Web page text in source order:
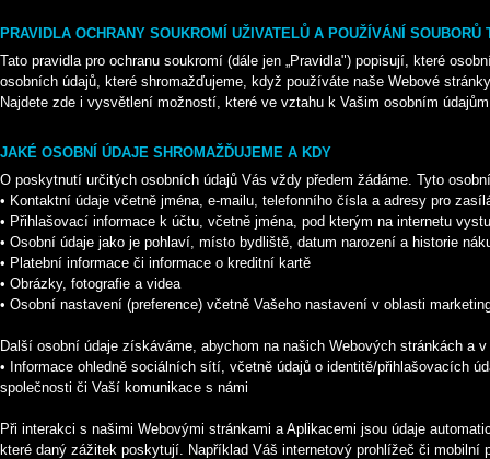
PRAVIDLA OCHRANY SOUKROMÍ UŽIVATELŮ A POUŽÍVÁNÍ
Tato pravidla pro ochranu soukromí (dále jen „Pravidla") popisují, které
osobních údajů, které shromažďujeme, když používáte naše Webové
Najdete zde i vysvětlení možností, které ve vztahu k Vašim osobním
JAKÉ OSOBNÍ ÚDAJE SHROMAŽĎUJEME A KDY
O poskytnutí určitých osobních údajů Vás vždy předem žádáme. Tyto
• Kontaktní údaje včetně jména, e-mailu, telefonního čísla a adresy pro
• Přihlašovací informace k účtu, včetně jména, pod kterým na internetu
• Osobní údaje jako je pohlaví, místo bydliště, datum narození a historie
• Platební informace či informace o kreditní kartě
• Obrázky, fotografie a videa
• Osobní nastavení (preference) včetně Vašeho nastavení v oblasti
Další osobní údaje získáváme, abychom na našich Webových stránkách a
• Informace ohledně sociálních sítí, včetně údajů o identitě/přihlašovacích
společnosti či Vaší komunikace s námi
Při interakci s našimi Webovými stránkami a Aplikacemi jsou údaje
které daný zážitek poskytují. Například Váš internetový prohlížeč či